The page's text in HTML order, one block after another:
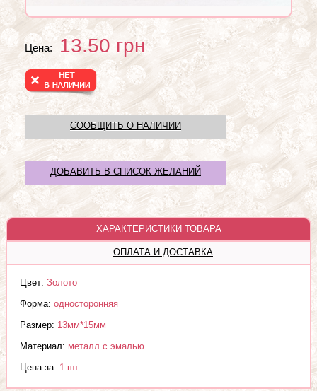
Цена: 13.50 грн
СООБЩИТЬ О НАЛИЧИИ
ДОБАВИТЬ В СПИСОК ЖЕЛАНИЙ
ХАРАКТЕРИСТИКИ ТОВАРА
ОПЛАТА И ДОСТАВКА
Цвет: Золото
Форма: односторонняя
Размер: 13мм*15мм
Материал: металл с эмалью
Цена за: 1 шт